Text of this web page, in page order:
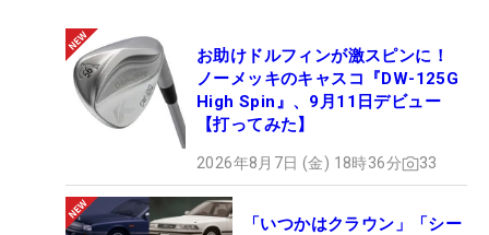
不動：しんどいっていうよりも、スイングを意識し
て締めないとダラっとするような気がするんです。
前は、気にしなくても『トメ、ハネ』がちゃんとで
きていたけど、いまは意識しないとゆるむっていう
原田：わかる。スイングのメリハリってことでしょ
お助けドルフィンが激スピンに！
ノーメッキのキャスコ『DW-125G
High Spin』、9月11日デビュー
【打ってみた】
2026年8月7日 (金) 18時36分 33
「いつかはクラウン」「シー